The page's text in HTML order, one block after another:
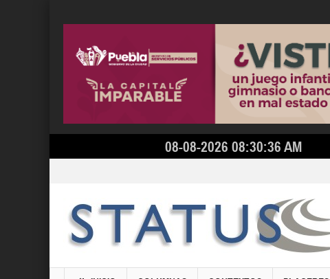
08-08-2026 08:30:36 AM